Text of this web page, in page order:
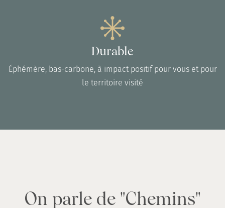
Durable
Éphémère, bas-carbone, à impact positif pour vous et pour
le territoire visité
On parle de "Chemins"